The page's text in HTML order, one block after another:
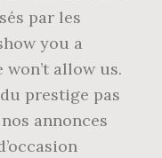
par les
you a
allow us.
prestige pas
annonces